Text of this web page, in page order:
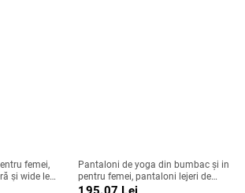
femei,
și wide leg,
Pantaloni de yoga din bumbac și in
pentru femei, pantaloni lejeri de
casă, stil lantern, look artistic retro